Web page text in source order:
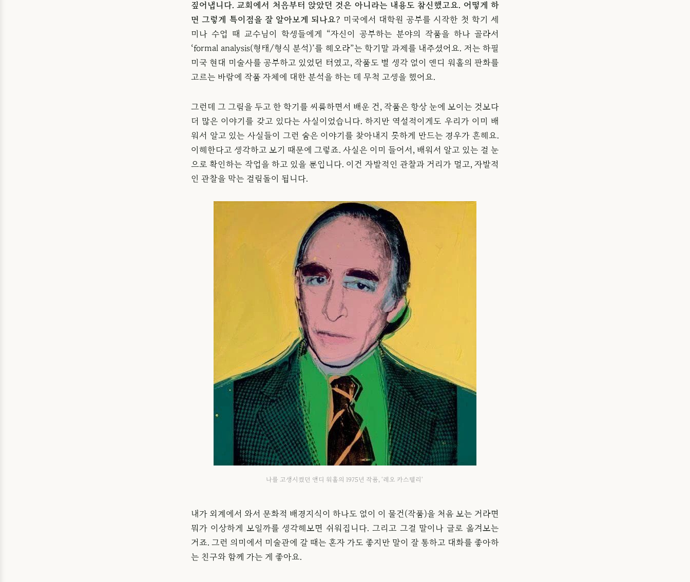
짚어냅니다. 교회에서 처음부터 앉았던 것은 아니라는 내용도 참신했고요. 어떻게 하
면 그렇게 특이점을 잘 알아보게 되나요? 미국에서 대학원 공부를 시작한 첫 학기 세
미나 수업 때 교수님이 학생들에게 “자신이 공부하는 분야의 작품을 하나 골라서
‘formal analysis(형태/형식 분석)’를 해오라”는 학기말 과제를 내주셨어요. 저는 하필
미국 현대 미술사를 공부하고 있었던 터였고, 작품도 별 생각 없이 앤디 워홀의 판화를
고르는 바람에 작품 자체에 대한 분석을 하는 데 무척 고생을 했어요.
그런데 그 그림을 두고 한 학기를 씨름하면서 배운 건, 작품은 항상 눈에 보이는 것보다
더 많은 이야기를 갖고 있다는 사실이었습니다. 하지만 역설적이게도 우리가 이미 배
워서 알고 있는 사실들이 그런 숨은 이야기를 찾아내지 못하게 만드는 경우가 흔해요.
이해한다고 생각하고 보기 때문에 그렇죠. 사실은 이미 들어서, 배워서 알고 있는 걸 눈
으로 확인하는 작업을 하고 있을 뿐입니다. 이건 자발적인 관찰과 거리가 멀고, 자발적
인 관찰을 막는 걸림돌이 됩니다.
나를 고생시켰던 앤디 워홀의 1975년 작품, '레오 카스텔리'
내가 외계에서 와서 문화적 배경지식이 하나도 없이 이 물건(작품)을 처음 보는 거라면
뭐가 이상하게 보일까를 생각해보면 쉬워집니다. 그리고 그걸 말이나 글로 옮겨보는
거죠. 그런 의미에서 미술관에 갈 때는 혼자 가도 좋지만 말이 잘 통하고 대화를 좋아하
는 친구와 함께 가는 게 좋아요.